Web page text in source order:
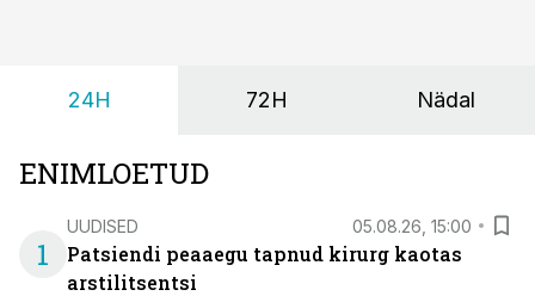
24H 72H Nädal
ENIMLOETUD
1
UUDISED 05.08.26, 15:00
Patsiendi peaaegu tapnud kirurg kaotas
arstilitsentsi